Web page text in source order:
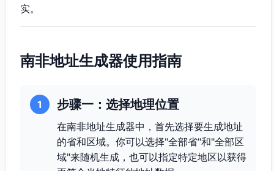
实。
南非地址生成器使用指南
1 步骤一：选择地理位置
在南非地址生成器中，首先选择要生成地址
的省和区域。你可以选择"全部省"和"全部区
域"来随机生成，也可以指定特定地区以获得